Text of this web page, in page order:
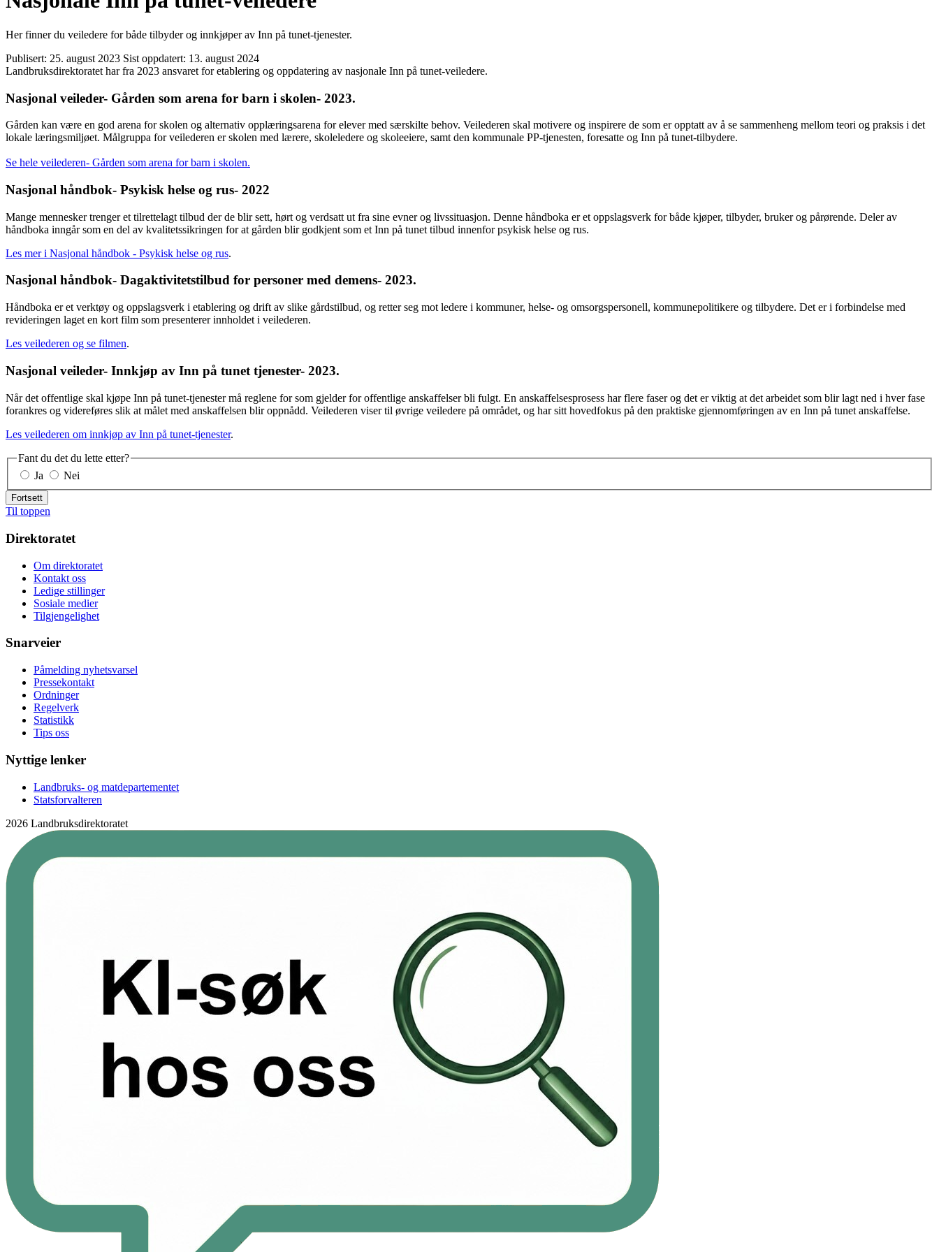
Her finner du veiledere for både tilbyder og innkjøper av Inn på tunet-tjenester.
Publisert: 25. august 2023 Sist oppdatert: 13. august 2024
Landbruksdirektoratet har fra 2023 ansvaret for etablering og oppdatering av nasjonale Inn på tunet-veiledere.
Nasjonal veileder- Gården som arena for barn i skolen- 2023.
Gården kan være en god arena for skolen og alternativ opplæringsarena for elever med særskilte behov. Veilederen skal motivere og inspirere de som er opptatt av å se sammenheng mellom teori og praksis i det
lokale læringsmiljøet. Målgruppa for veilederen er skolen med lærere, skoleledere og skoleeiere, samt den kommunale PP-tjenesten, foresatte og Inn på tunet-tilbydere.
Se hele veilederen- Gården som arena for barn i skolen.
Nasjonal håndbok- Psykisk helse og rus- 2022
Mange mennesker trenger et tilrettelagt tilbud der de blir sett, hørt og verdsatt ut fra sine evner og livssituasjon. Denne håndboka er et oppslagsverk for både kjøper, tilbyder, bruker og pårørende. Deler av
håndboka inngår som en del av kvalitetssikringen for at gården blir godkjent som et Inn på tunet tilbud innenfor psykisk helse og rus.
Les mer i Nasjonal håndbok - Psykisk helse og rus.
Nasjonal håndbok- Dagaktivitetstilbud for personer med demens- 2023.
Håndboka er et verktøy og oppslagsverk i etablering og drift av slike gårdstilbud, og retter seg mot ledere i kommuner, helse- og omsorgspersonell, kommunepolitikere og tilbydere. Det er i forbindelse med
revideringen laget en kort film som presenterer innholdet i veilederen.
Les veilederen og se filmen.
Nasjonal veileder- Innkjøp av Inn på tunet tjenester- 2023.
Når det offentlige skal kjøpe Inn på tunet-tjenester må reglene for som gjelder for offentlige anskaffelser bli fulgt. En anskaffelsesprosess har flere faser og det er viktig at det arbeidet som blir lagt ned i hver fase
forankres og videreføres slik at målet med anskaffelsen blir oppnådd. Veilederen viser til øvrige veiledere på området, og har sitt hovedfokus på den praktiske gjennomføringen av en Inn på tunet anskaffelse.
Les veilederen om innkjøp av Inn på tunet-tjenester.
Fant du det du lette etter?
Ja
Nei
Fortsett
Til toppen
Direktoratet
Om direktoratet
Kontakt oss
Ledige stillinger
Sosiale medier
Tilgjengelighet
Snarveier
Påmelding nyhetsvarsel
Pressekontakt
Ordninger
Regelverk
Statistikk
Tips oss
Nyttige lenker
Landbruks- og matdepartementet
Statsforvalteren
2026 Landbruksdirektoratet